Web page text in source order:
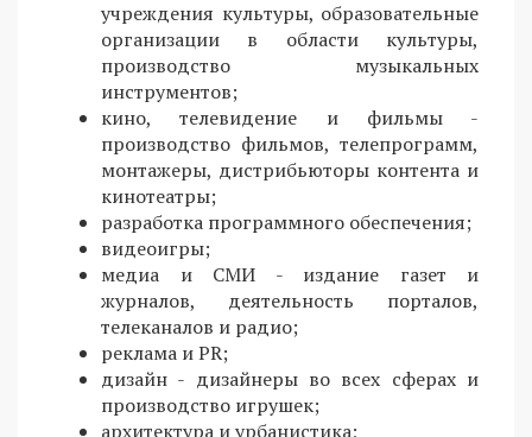
учреждения культуры, образовательные
организации в области культуры,
производство музыкальных
инструментов;
кино, телевидение и фильмы -
производство фильмов, телепрограмм,
монтажеры, дистрибьюторы контента и
кинотеатры;
разработка программного обеспечения;
видеоигры;
медиа и СМИ - издание газет и
журналов, деятельность порталов,
телеканалов и радио;
реклама и PR;
дизайн - дизайнеры во всех сферах и
производство игрушек;
архитектура и урбанистика;